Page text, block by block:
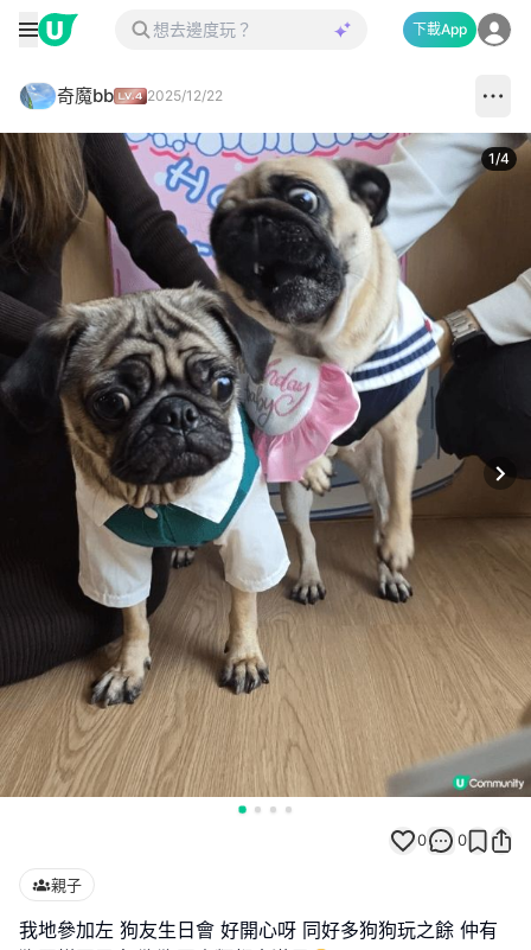
下載App
奇魔bb 2025/12/22
1/4
0 0
親子
我地參加左 狗友生日會 好開心呀 同好多狗狗玩之餘 仲有